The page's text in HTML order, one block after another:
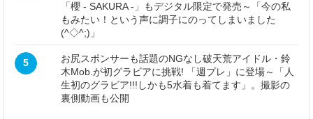
「櫻 - SAKURA -」もデジタル限定で発売～「今の私
もみたい！という声に調子にのってしまいました
(^◇^;)」
5
お尻スポンサーも話題のNGなし破天荒アイドル・鈴
木Mob.が初グラビアに挑戦! 「週プレ」に登場～「人
生初のグラビア!!!しかも5水着も着てます」。撮影の
裏側動画も公開